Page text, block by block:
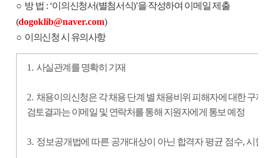
○ 방 법 : ‘이의신청서(별첨서식)’을 작성하여 이메일 제출
(dogoklib@naver.com)
○ 이의신청 시 유의사항
1. 사실관계를 명확히 기재
2. 채용이의신청은 각 채용 단계 별 채용비위 피해자에 대한 구
검토결과는 이메일 및 연락처를 통해 지원자에게 통보 예정
3. 정보공개법에 따른 공개대상이 아닌 합격자 평균 점수,시험